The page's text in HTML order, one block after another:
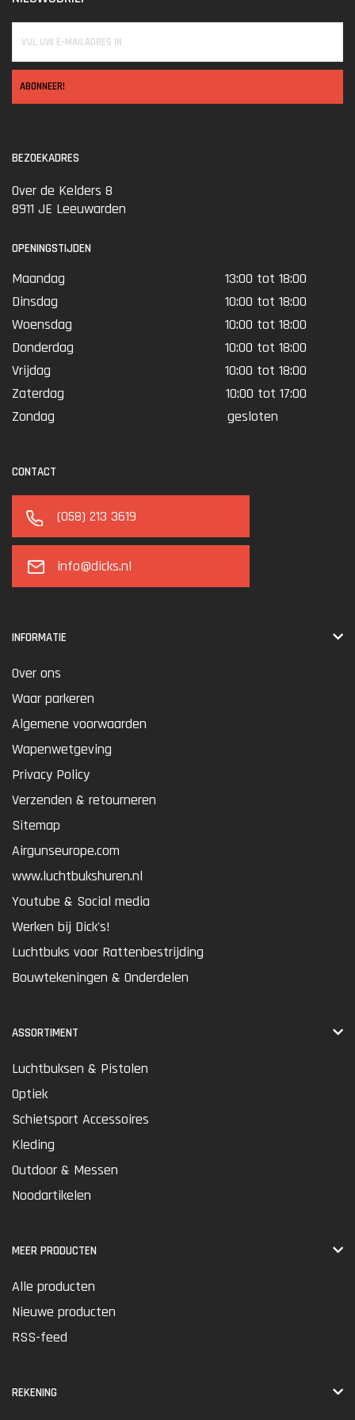
Voor elke situatie geschikt
DeTacstack Gun Case Extra Large
Ideaal voor veeleisende schutters en jagers die hun geweer veilig
en efficiënt willen vervoeren.
ABONNEER!
BEZOEKADRES
Over de Kelders 8
8911 JE Leeuwarden
OPENINGSTIJDEN
Maandag
13:00 tot 18:00
Dinsdag
10:00 tot 18:00
Woensdag
10:00 tot 18:00
Donderdag
10:00 tot 18:00
Vrijdag
10:00 tot 18:00
Zaterdag
10:00 tot 17:00
Zondag
gesloten
CONTACT
(058) 213 3619
info@dicks.nl
INFORMATIE
Over ons
Waar parkeren
Algemene voorwaarden
Wapenwetgeving
Privacy Policy
Verzenden & retourneren
Sitemap
Airgunseurope.com
www.luchtbukshuren.nl
Youtube & Social media
Werken bij Dick's!
Luchtbuks voor Rattenbestrijding
Bouwtekeningen & Onderdelen
ASSORTIMENT
Luchtbuksen & Pistolen
Optiek
Schietsport Accessoires
Kleding
Outdoor & Messen
Noodartikelen
MEER PRODUCTEN
Alle producten
Nieuwe producten
RSS-feed
REKENING